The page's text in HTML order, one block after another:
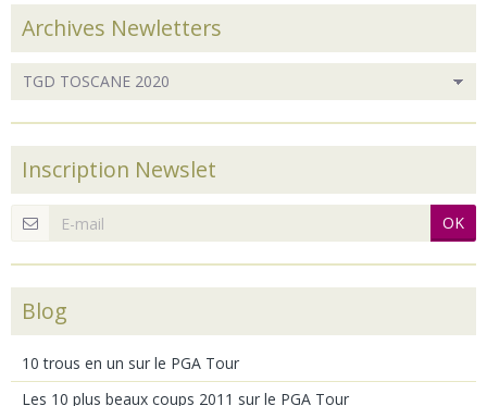
Archives Newletters
Inscription Newslet
OK
Blog
10 trous en un sur le PGA Tour
Les 10 plus beaux coups 2011 sur le PGA Tour